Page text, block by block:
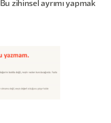
Bu zihinsel ayrımı yapmak